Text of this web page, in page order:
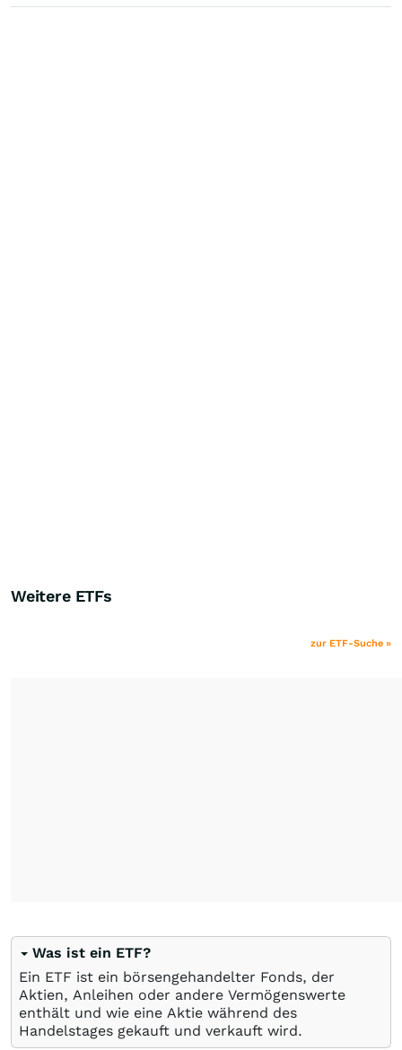
Weitere ETFs
zur ETF-Suche »
Was ist ein ETF?
Ein ETF ist ein börsengehandelter Fonds, der
Aktien, Anleihen oder andere Vermögenswerte
enthält und wie eine Aktie während des
Handelstages gekauft und verkauft wird.